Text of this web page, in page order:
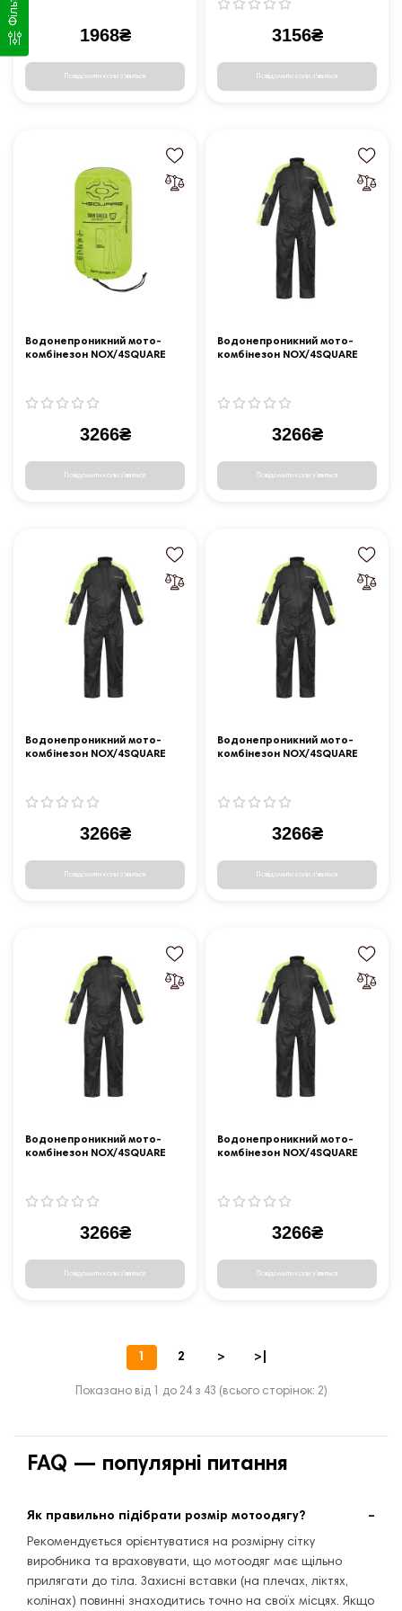
Фільтр
1968₴
Повідомити коли з'явиться
3156₴
Повідомити коли з'явиться
Водонепроникний мото-
комбінезон NOX/4SQUARE
3266₴
Повідомити коли з'явиться
Водонепроникний мото-
комбінезон NOX/4SQUARE
3266₴
Повідомити коли з'явиться
Водонепроникний мото-
комбінезон NOX/4SQUARE
3266₴
Повідомити коли з'явиться
Водонепроникний мото-
комбінезон NOX/4SQUARE
3266₴
Повідомити коли з'явиться
Водонепроникний мото-
комбінезон NOX/4SQUARE
3266₴
Повідомити коли з'явиться
Водонепроникний мото-
комбінезон NOX/4SQUARE
3266₴
Повідомити коли з'явиться
1 2 > >|
Показано від 1 до 24 з 43 (всього сторінок: 2)
FAQ — популярні питання
Як правильно підібрати розмір мотоодягу?
Рекомендується орієнтуватися на розмірну сітку
виробника та враховувати, що мотоодяг має щільно
прилягати до тіла. Захисні вставки (на плечах, ліктях,
колінах) повинні знаходитись точно на своїх місцях. Якщо